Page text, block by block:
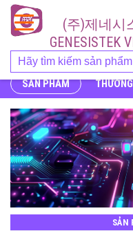
(주)제네시
GENESISTEK
SẢN PHẨM
SẢN